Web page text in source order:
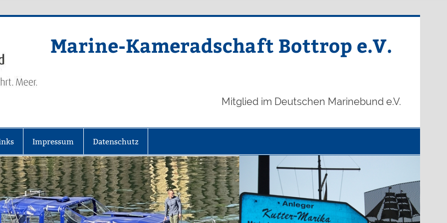
Marine-Kameradschaft Bottrop e.V.
Mitglied im Deutschen Marinebund e.V.
Impressum Datenschutz